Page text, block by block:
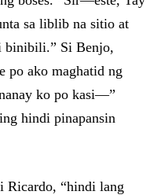
sa liblib na sitio at
binibili.” Si Benjo,
po ako maghatid ng
ko po kasi—”
hindi pinapansin
Ricardo, “hindi lang